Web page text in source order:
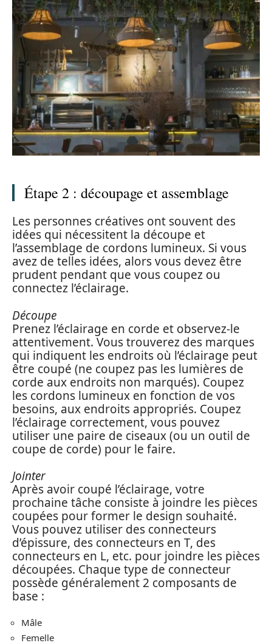
Étape 2 : découpage et assemblage
Les personnes créatives ont souvent des
idées qui nécessitent la découpe et
l’assemblage de cordons lumineux. Si vous
avez de telles idées, alors vous devez être
prudent pendant que vous coupez ou
connectez l’éclairage.
Découpe
Prenez l’éclairage en corde et observez-le
attentivement. Vous trouverez des marques
qui indiquent les endroits où l’éclairage peut
être coupé (ne coupez pas les lumières de
corde aux endroits non marqués). Coupez
les cordons lumineux en fonction de vos
besoins, aux endroits appropriés. Coupez
l’éclairage correctement, vous pouvez
utiliser une paire de ciseaux (ou un outil de
coupe de corde) pour le faire.
Jointer
Après avoir coupé l’éclairage, votre
prochaine tâche consiste à joindre les pièces
coupées pour former le design souhaité.
Vous pouvez utiliser des connecteurs
d’épissure, des connecteurs en T, des
connecteurs en L, etc. pour joindre les pièces
découpées. Chaque type de connecteur
possède généralement 2 composants de
base :
Mâle
Femelle